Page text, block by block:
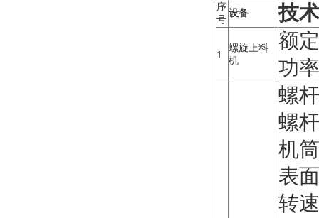
序
号
设备 技
1
螺旋上料
机
额
功
螺
螺
机
表
转